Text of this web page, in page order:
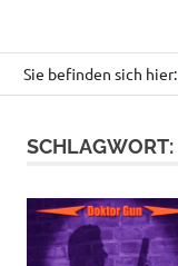
Sie befinden sich hier:
SCHLAGWORT: